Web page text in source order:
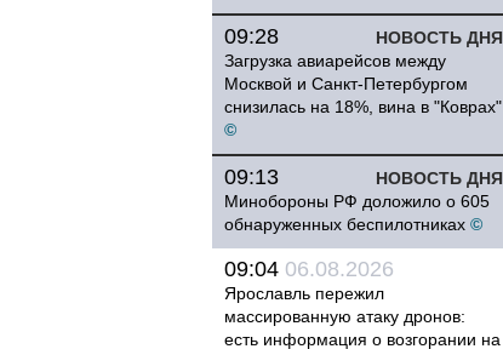
НОВОСТЬ ДНЯ
09:28
Загрузка авиарейсов между
Москвой и Санкт-Петербургом
снизилась на 18%, вина в "Коврах"
©
НОВОСТЬ ДНЯ
09:13
Минобороны РФ доложило о 605
обнаруженных беспилотниках ©
09:04 06.08.2026
Ярославль пережил
массированную атаку дронов:
есть информация о возгорании на